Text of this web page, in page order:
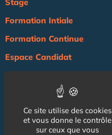
Formation Intiale
Formation Continue
Espace Candidat
Agenda
NOS AUTRES SITES :
Ce site utilise des cookies
et vous donne le contrôle
sur ceux que vous